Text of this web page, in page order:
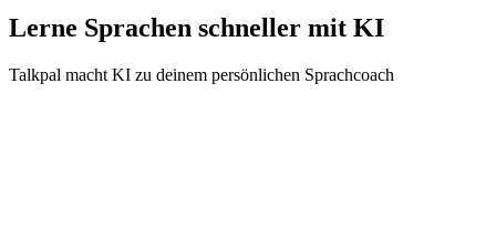
Lerne Sprachen schneller mit KI
Talkpal macht KI zu deinem persönlichen Sprachcoach